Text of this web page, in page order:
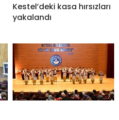
Kestel’deki kasa hırsızları
yakalandı